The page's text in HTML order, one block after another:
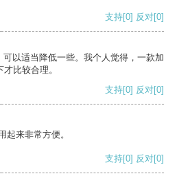
支持[0] 反对[0]
以适当降低一些。我个人觉得，一款加
比较合理。
支持[0] 反对[0]
起来非常方便。
支持[0] 反对[0]